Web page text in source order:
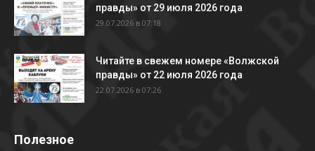
правды» от 29 июля 2026 года
29.07.2026 в 07:18
Читайте в свежем номере «Волжской
правды» от 22 июля 2026 года
22.07.2026 в 07:26
Полезное